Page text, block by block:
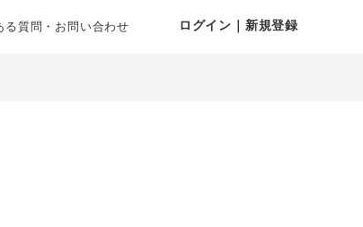
る質問・お問い合わせ ログイン｜新規登録